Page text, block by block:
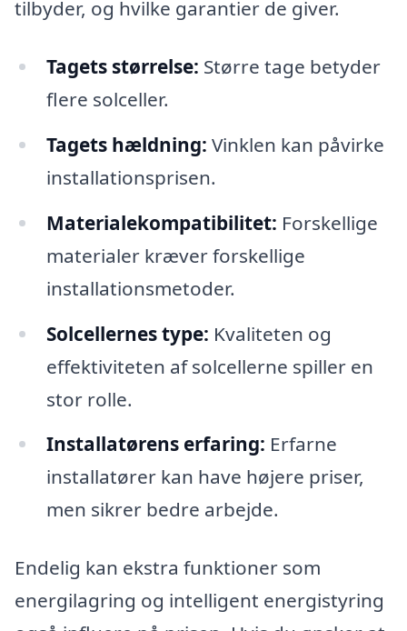
tilbyder, og hvilke garantier de giver.
Tagets størrelse: Større tage betyder
flere solceller.
Tagets hældning: Vinklen kan påvirke
installationsprisen.
Materialekompatibilitet: Forskellige
materialer kræver forskellige
installationsmetoder.
Solcellernes type: Kvaliteten og
effektiviteten af solcellerne spiller en
stor rolle.
Installatørens erfaring: Erfarne
installatører kan have højere priser,
men sikrer bedre arbejde.
Endelig kan ekstra funktioner som
energilagring og intelligent energistyring